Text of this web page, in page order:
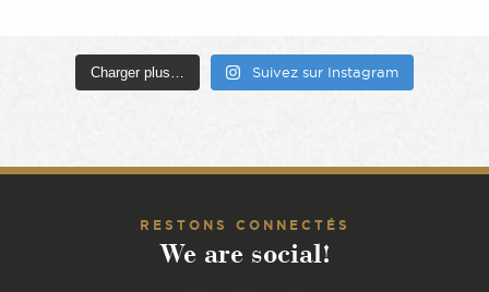
Charger plus… Suivez sur Instagram
RESTONS CONNECTÉS
We are social!